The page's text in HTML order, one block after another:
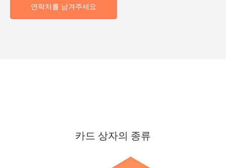
연락처를 남겨주세요
카드 상자의 종류